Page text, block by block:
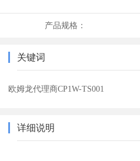
产品规格：
关键词
欧姆龙代理商CP1W-TS001
详细说明